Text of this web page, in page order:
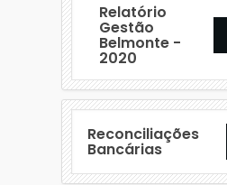
Relatório
Gestão
Belmonte -
2020
Reconciliações
Bancárias